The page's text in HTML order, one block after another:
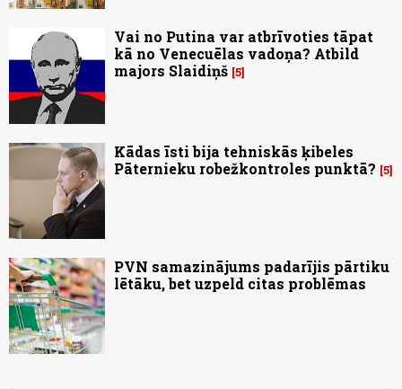
Vai no Putina var atbrīvoties tāpat
kā no Venecuēlas vadoņa? Atbild
majors Slaidiņš 5
Kādas īsti bija tehniskās ķibeles
Pāternieku robežkontroles punktā? 5
PVN samazinājums padarījis pārtiku
lētāku, bet uzpeld citas problēmas